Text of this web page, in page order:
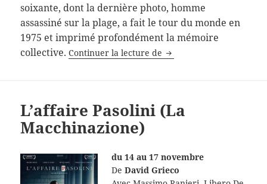
soixante, dont la dernière photo, homme
assassiné sur la plage, a fait le tour du monde en
1975 et imprimé profondément la mémoire
collective. Continuer la lecture de La quête de Pasolini
L’affaire Pasolini (La
Macchinazione)
du 14 au 17 novembre
De David Grieco